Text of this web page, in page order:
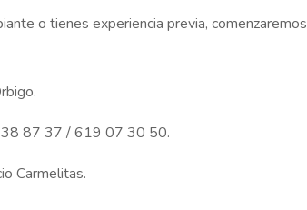
o tienes experiencia previa, comenzaremos
38 87 37 / 619 07 30 50.
Carmelitas.